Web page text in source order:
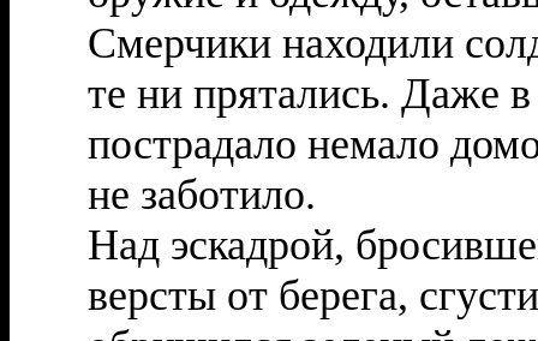
Смерчики находили
те ни прятались. Даже
пострадало немало
не заботило.
Над эскадрой,
версты от берега,